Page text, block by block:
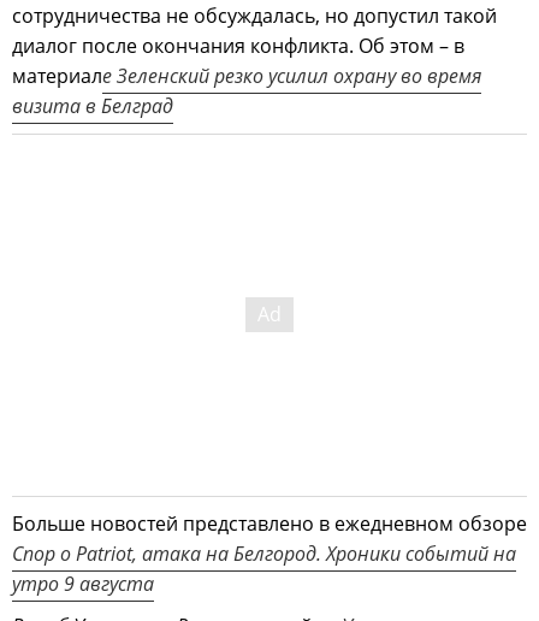
сотрудничества не обсуждалась, но допустил такой
диалог после окончания конфликта. Об этом – в
материале Зеленский резко усилил охрану во время
визита в Белград
Больше новостей представлено в ежедневном обзоре
Спор о Patriot, атака на Белгород. Хроники событий на
утро 9 августа